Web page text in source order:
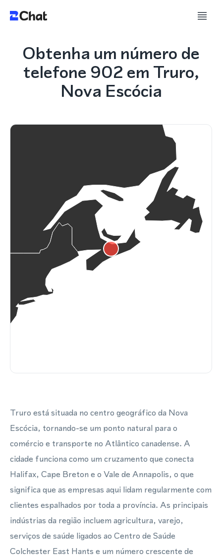
Obtenha um número de
telefone 902 em Truro,
Nova Escócia
Truro está situada no centro geográfico da Nova
Escócia, tornando-se um ponto natural para o
comércio e transporte no Atlântico canadense. A
cidade funciona como um cruzamento que conecta
Halifax, Cape Breton e o Vale de Annapolis, o que
significa que as empresas aqui lidam regularmente com
clientes espalhados por toda a província. As principais
indústrias da região incluem agricultura, varejo,
serviços de saúde ligados ao Centro de Saúde
Colchester East Hants e um número crescente de